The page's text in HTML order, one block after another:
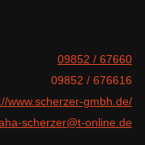
09852 / 67660
09852 / 676616
www.scherzer-gmbh.de/
scherzer@t-online.de